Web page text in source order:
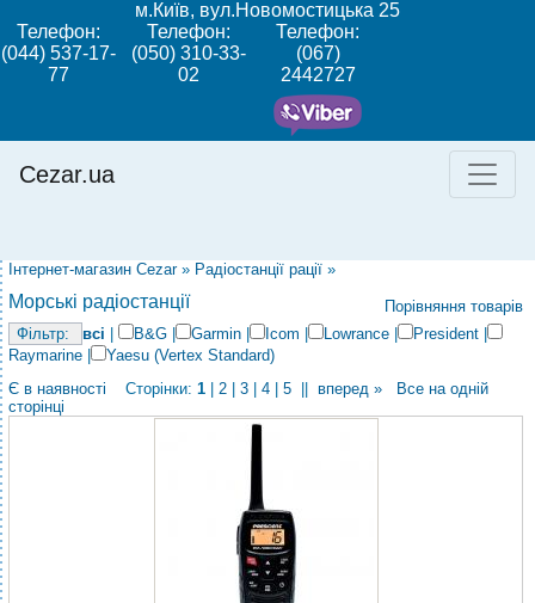
м.Київ, вул.Новомостицька 25
Телефон:
(044) 537-17-
77
Телефон:
(050) 310-33-
02
Телефон:
(067)
2442727
Cezar.ua
Інтернет-магазин Cezar » Радіостанції рації »
Морські радіостанції
Порівняння товарів
всі
B&G Garmin Icom Lowrance President
Raymarine
Yaesu (Vertex Standard)
Є в наявності Сторінки: 1 2 3 4 5 вперед »
Все на одній
сторінці